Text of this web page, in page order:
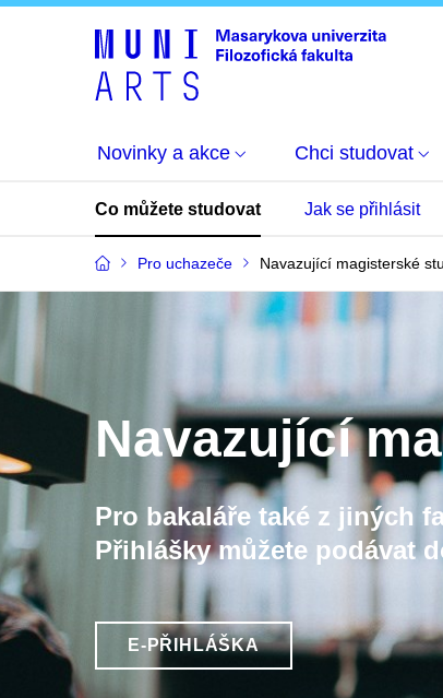
Novinky a akce Chci studovat
Co můžete studovat Jak se přihlásit
Pro uchazeče Navazující magisterské
Navazující
Pro bakaláře také z jiných
Přihlášky můžete podávat
E-PŘIHLÁŠKA